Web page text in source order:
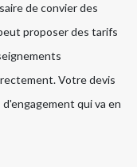
de convier des
proposer des tarifs
Votre devis
qui va en